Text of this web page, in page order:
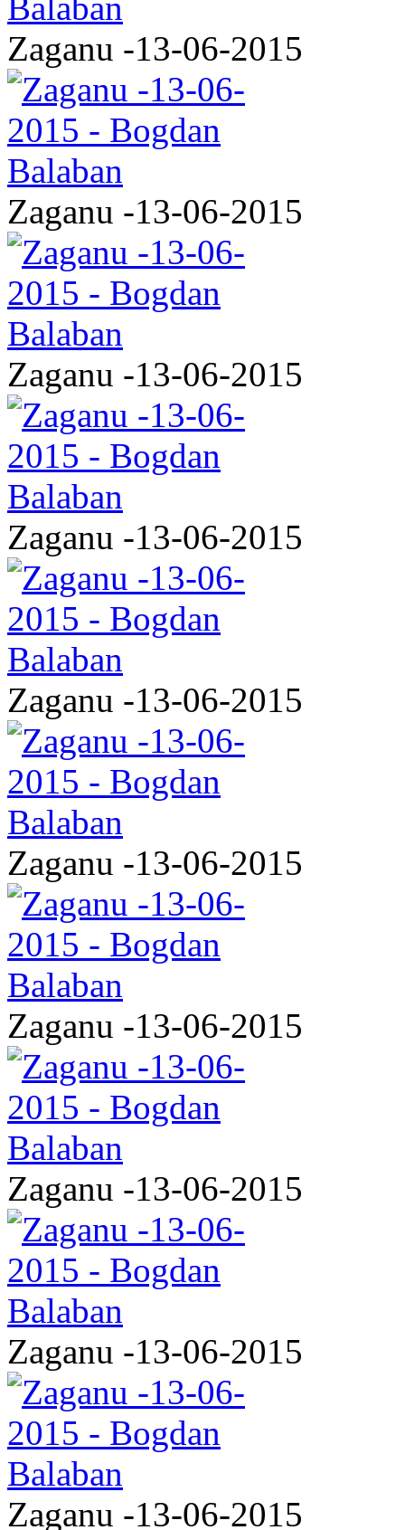
Zaganu -13-06-2015
Zaganu -13-06-2015
Zaganu -13-06-2015
Zaganu -13-06-2015
Zaganu -13-06-2015
Zaganu -13-06-2015
Zaganu -13-06-2015
Zaganu -13-06-2015
Zaganu -13-06-2015
Zaganu -13-06-2015